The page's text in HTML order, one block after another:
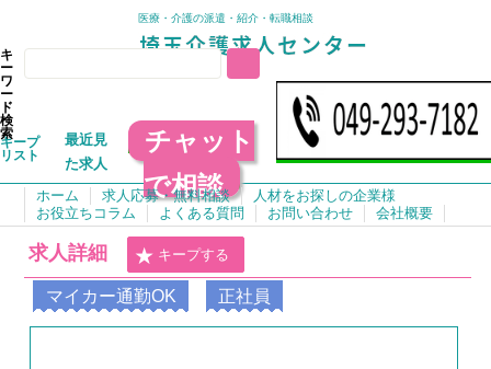
医療・介護の派遣・紹介・転職相談
キ
ー
ワ
ー
ド
検
索
キープ
リスト
最近見
た求人
チャット
で相談
ホーム 求人応募・無料相談
人材をお探しの企業様
お役立ちコラム
よくある質問 お問い合わせ 会社概要
求人詳細 キープする
マイカー通勤OK 正社員